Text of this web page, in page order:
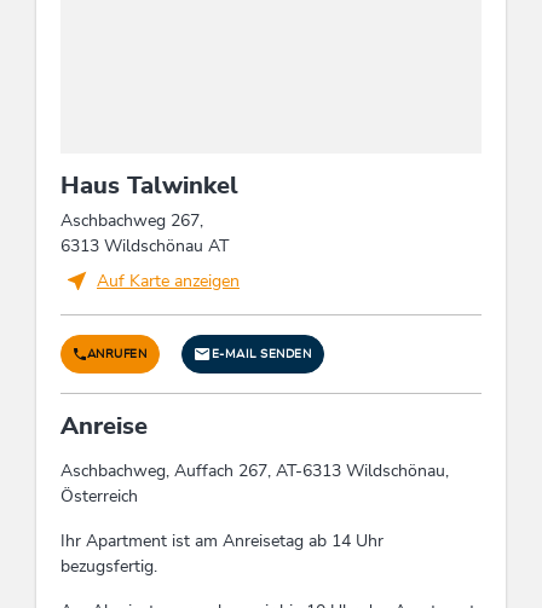
Eignung
Nichtraucher, Kinder, Jugendliche, Senioren,
Geschäftsreisende, Familien
Kinder
Verpflegung
Haus Talwinkel
Aschbachweg 267,
6313 Wildschönau AT
Auf Karte anzeigen
ANRUFEN E-MAIL SENDEN
Anreise
Aschbachweg, Auffach 267, AT-6313 Wildschönau,
Österreich
Ihr Apartment ist am Anreisetag ab 14 Uhr
bezugsfertig.